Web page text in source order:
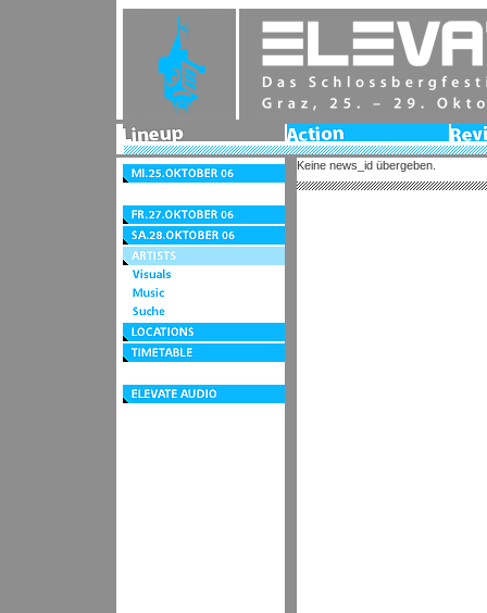
Lineup Action
2006
Mi.25.Oktober
06
06Fr.27.Oktober
06Sa.28.Oktober
06Artists
Visuals
Music
Suche
Locations
Timetable
elevate
audio
Keine news_id übergeben.